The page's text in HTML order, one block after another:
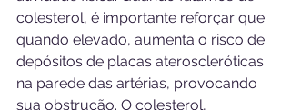
colesterol, é importante reforçar que
quando elevado, aumenta o risco de
depósitos de placas ateroscleróticas
na parede das artérias, provocando
sua obstrução. O colesterol,